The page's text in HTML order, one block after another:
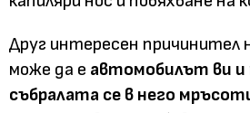
Друг интересен причинител
може да е автомобилът ви
събралата се в него